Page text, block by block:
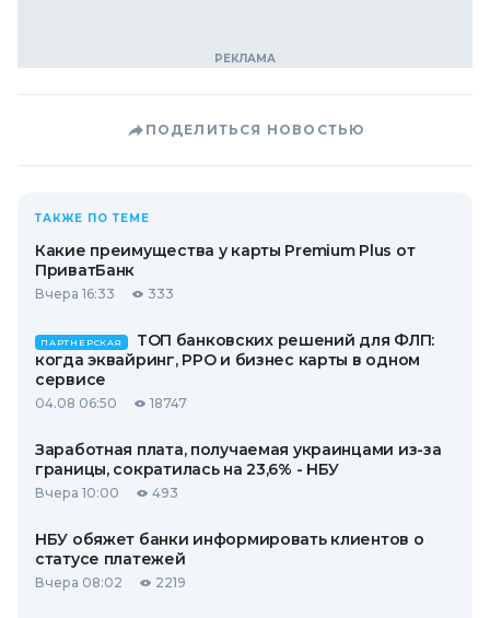
ПОДЕЛИТЬСЯ НОВОСТЬЮ
ТАКЖЕ ПО ТЕМЕ
Какие преимущества у карты Premium Plus от
ПриватБанк
Вчера 16:33 333
ПАРТНЕРСКАЯ
ТОП банковских решений для ФЛП:
когда эквайринг, РРО и бизнес карты в одном
сервисе
04.08 06:50 18747
Заработная плата, получаемая украинцами из-за
границы, сократилась на 23,6% - НБУ
Вчера 10:00 493
НБУ обяжет банки информировать клиентов о
статусе платежей
Вчера 08:02 2219